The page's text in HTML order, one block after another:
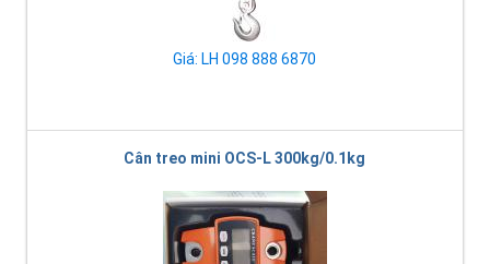
Giá: LH 098 888 6870
Cân treo mini OCS-L 300kg/0.1kg